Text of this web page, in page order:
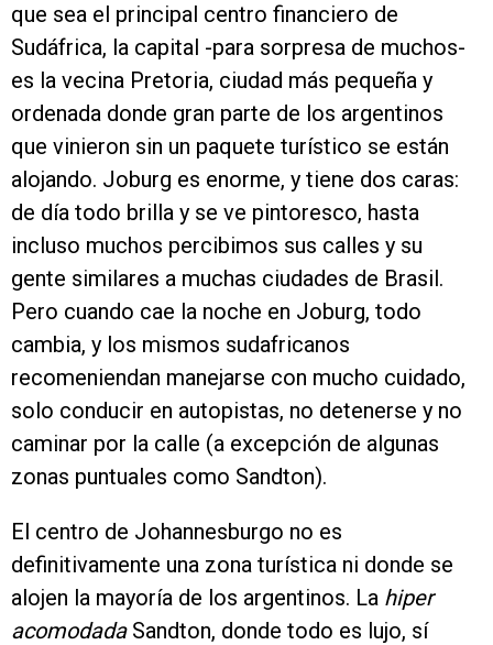
que sea el principal centro financiero de
Sudáfrica, la capital -para sorpresa de muchos-
es la vecina Pretoria, ciudad más pequeña y
ordenada donde gran parte de los argentinos
que vinieron sin un paquete turístico se están
alojando. Joburg es enorme, y tiene dos caras:
de día todo brilla y se ve pintoresco, hasta
incluso muchos percibimos sus calles y su
gente similares a muchas ciudades de Brasil.
Pero cuando cae la noche en Joburg, todo
cambia, y los mismos sudafricanos
recomeniendan manejarse con mucho cuidado,
solo conducir en autopistas, no detenerse y no
caminar por la calle (a excepción de algunas
zonas puntuales como Sandton).
El centro de Johannesburgo no es
definitivamente una zona turística ni donde se
alojen la mayoría de los argentinos. La hiper
acomodadaSandton, donde todo es lujo, sí